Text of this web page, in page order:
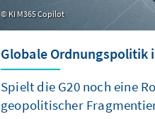
KI M365 Copilot
Globale Ordnungspolitik
Spielt die G20 noch eine
geopolitischer